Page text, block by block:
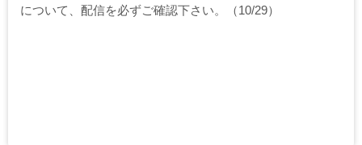
について、配信を必ずご確認下さい。
（10/29）